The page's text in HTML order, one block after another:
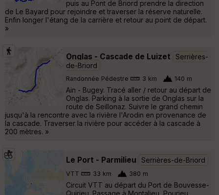
puis au Pont de Briord prendre la direction
de Le Bayard pour rejoindre et traverser la réserve naturelle.
Enfin longer l'étang de la carrière et retour au point de départ.
»
Onglas - Cascade de Luizet
Serrières-
de-Briord
Randonnée Pédestre 3 km 140 m
Ain - Bugey. Tracé aller / retour au départ de
Onglas. Parking à la sortie de Onglas sur la
route de Seillonaz. Suivre le grand chemin
jusqu'à la rencontre avec la rivière l'Arodin en provenance de
la cascade. Traverser la rivière pour accéder à la cascade à
200 mètres. »
Le Port - Parmilieu Serrières-de-Briord
VTT 33 km 380 m
Circuit VTT au départ du Port de Bouvesse-
Quirieu. Passage à Montalieu, Pourieu,